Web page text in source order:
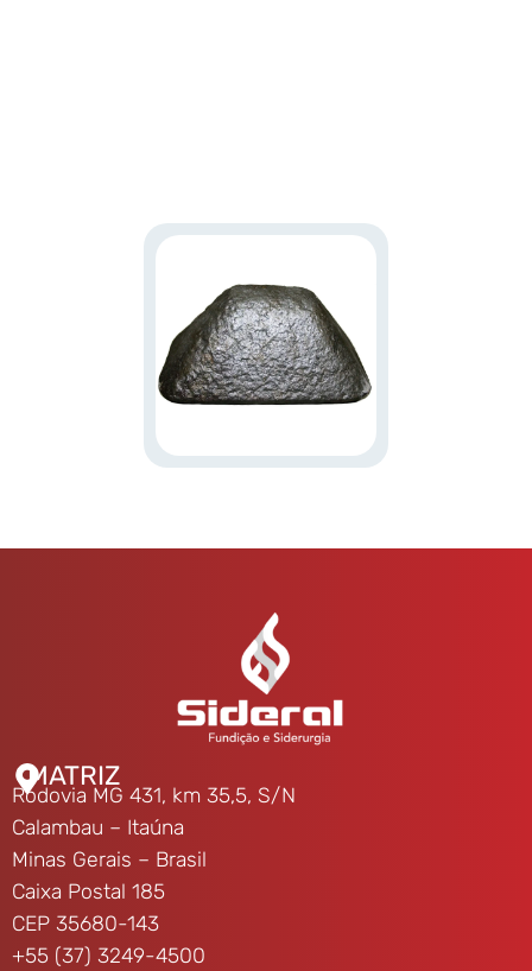
MATRIZ
Rodovia MG 431, km 35,5, S/N
Calambau – Itaúna
Minas Gerais – Brasil
Caixa Postal 185
CEP 35680-143
+55 (37) 3249-4500